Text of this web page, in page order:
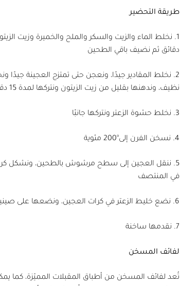
طريقة التحضير
دقائق ثم نضيف باقي الطحين
نظيف، وندهنها بقليل من زيت الزيتون ونتركها لمدة 15 دقيقة أخرى
3. نخلط حشوة الزعتر ونتركها جانبًا
4. نسخن الفرن إلى°200 مئوية
5. ننقل العجين إلى سطح مرشوش بالطحين، ونشكل
في المنتصف
6. نضع خليط الزعتر في كرات العجين، ونضعها على صينية خبز، ونخبزها لمدة 15 دقيقة، أو حتى يصبح لون الحواف ذهبيًّا
7. نقدمها ساخنة
لفائف المسخن
تُعد لفائف المسخن من أطباق المقبلات المميّزة، كما